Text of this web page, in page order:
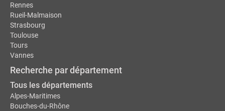
Rennes
Rueil-Malmaison
Strasbourg
Toulouse
Tours
Vannes
Recherche par département
Tous les départements
Alpes-Maritimes
Bouches-du-Rhône